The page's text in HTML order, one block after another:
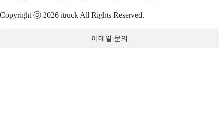
Copyright ⓒ 2026 itruck All Rights Reserved.
이메일 문의